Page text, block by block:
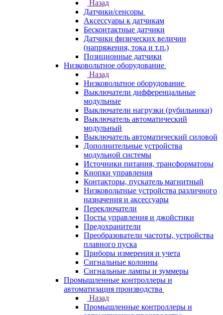
Назад
Датчики/сенсоры
Аксессуары к датчикам
Бесконтактные датчики
Датчики физических величин
(напряжения, тока и т.п.)
Позиционные датчики
Низковольтное оборудование
Назад
Низковольтное оборудование
Выключатели дифференцальные
модульные
Выключатели нагрузки (рубильники)
Выключатель автоматический
модульный
Выключатель автоматический силовой
Дополнительные устройства
модульной системы
Источники питания, трансформаторы
Кнопки управления
Контакторы, пускатель магнитный
Низковольтные устройства различного
назначения и аксессуары
Переключатели
Посты управления и джойстики
Предохранители
Преобразователи частоты, устройства
плавного пуска
Приборы измерения и учета
Сигнальные колонны
Сигнальные лампы и зуммеры
Промышленные контроллеры и
автоматизация производства
Назад
Промышленные контроллеры и